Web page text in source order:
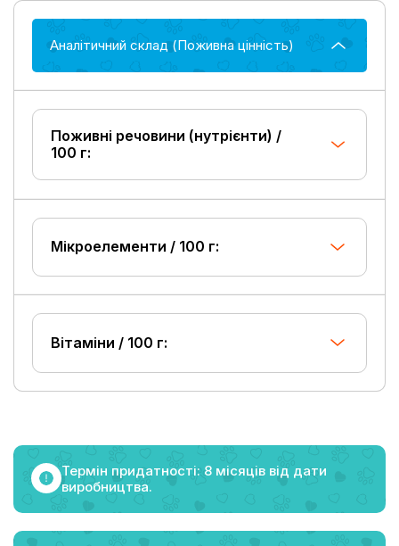
Аналітичний склад (Поживна цінність)
Поживні речовини (нутрієнти) /
100 г:
Мікроелементи / 100 г:
Вітаміни / 100 г:
Термін придатності: 8 місяців від дати
виробництва.